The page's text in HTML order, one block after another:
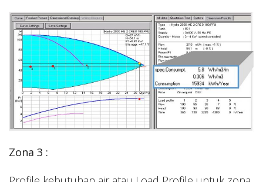
Zona 3 :